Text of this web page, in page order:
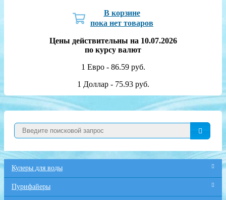
В корзине
пока нет товаров
Цены действительны на 10.07.2026
по курсу валют
1 Евро - 86.59 руб.
1 Доллар - 75.93 руб.
Кулеры для воды
Пурифайеры